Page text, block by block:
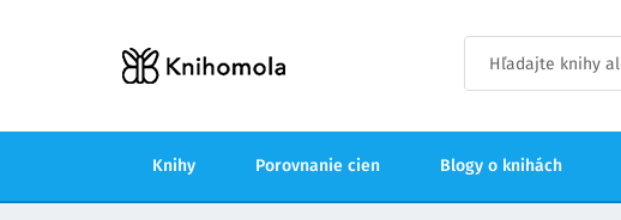
Knihy Porovnanie cien Blogy o knihách